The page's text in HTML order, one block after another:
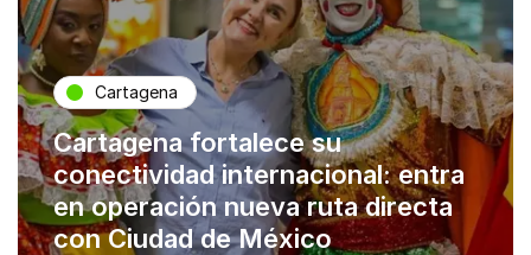
Cartagena
Cartagena fortalece su
conectividad internacional: entra
en operación nueva ruta directa
con Ciudad de México